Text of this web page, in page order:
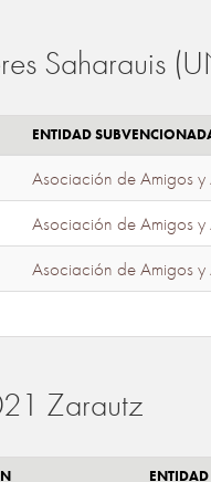
Saharauis
ENTIDAD
Asociación de Amigos y
Asociación de Amigos y
Asociación de Amigos y
Zarautz